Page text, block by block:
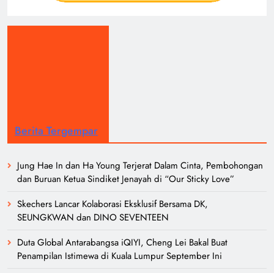
Berita Tergempar
Jung Hae In dan Ha Young Terjerat Dalam Cinta, Pembohongan
dan Buruan Ketua Sindiket Jenayah di “Our Sticky Love”
Skechers Lancar Kolaborasi Eksklusif Bersama DK,
SEUNGKWAN dan DINO SEVENTEEN
Duta Global Antarabangsa iQIYI, Cheng Lei Bakal Buat
Penampilan Istimewa di Kuala Lumpur September Ini